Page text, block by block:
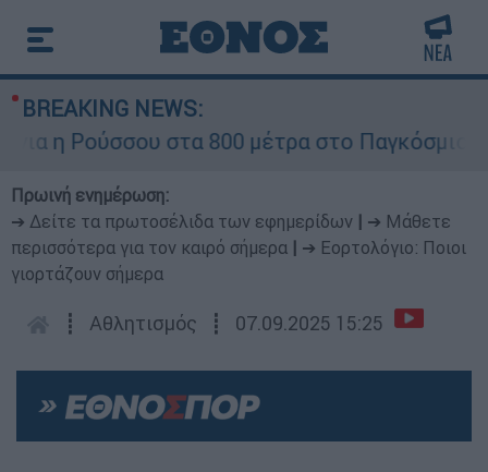
BREAKING NEWS:
η Ρούσσου στα 800 μέτρα στο Παγκόσμιο
Πρωινή ενημέρωση:
➔ Δείτε τα πρωτοσέλιδα των εφημερίδων
➔ Μάθετε
περισσότερα για τον καιρό σήμερα
➔ Εορτολόγιο: Ποιοι
γιορτάζουν σήμερα
┋ Αθλητισμός ┋ 07.09.2025 15:25